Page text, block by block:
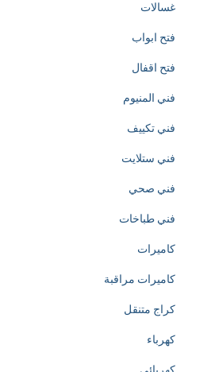
a
o
n
o
h
p
s
غسالات
فتح ابواب
فتح اقفال
فني المنيوم
فني تكييف
فني ستلايت
فني صحي
فني طباخات
كاميرات
كاميرات مراقبة
كراج متنقل
كهرباء